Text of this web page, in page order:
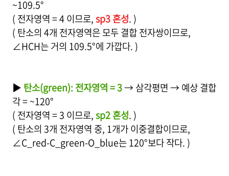
~109.5°
( 전자영역 = 4 이므로,sp3 혼성. )
( 탄소의 4개 전자영역은 모두 결합 전자쌍이므로,
∠HCH는 거의 109.5°에 가깝다. )
▶ 탄소(green): 전자영역 = 3→ 삼각평면 → 예상 결합
각 = ~120°
( 전자영역 = 3 이므로,sp2 혼성. )
( 탄소의 3개 전자영역 중, 1개가 이중결합이므로,
∠C_red-C_green-O_blue는 120°보다 작다. )